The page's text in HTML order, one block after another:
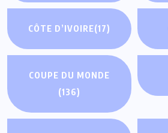
CÔTE D’IVOIRE(17)
COUPE DU MONDE
(136)